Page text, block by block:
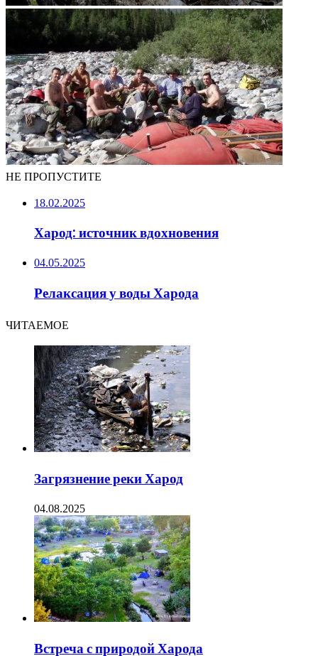
НЕ ПРОПУСТИТЕ
18.02.2025
Харод: источник вдохновения
04.05.2025
Релаксация у воды Харода
ЧИТАЕМОЕ
Загрязнение реки Харод
04.08.2025
Встреча с природой Харода